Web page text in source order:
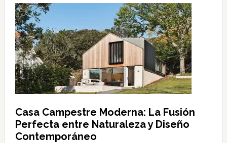
Casa Campestre Moderna: La Fusión
Perfecta entre Naturaleza y Diseño
Contemporáneo